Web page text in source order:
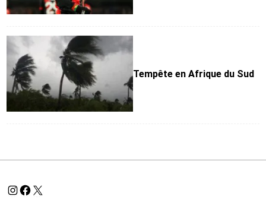
Tempête en Afrique du Sud